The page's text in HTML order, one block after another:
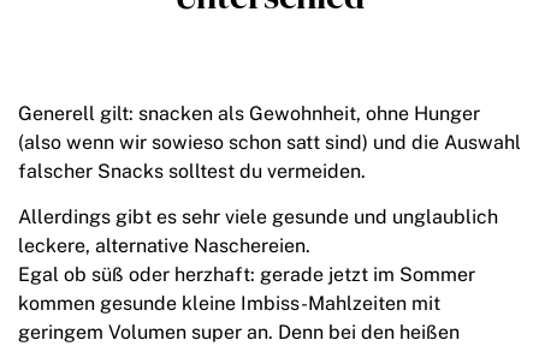
Generell gilt: snacken als Gewohnheit, ohne Hunger
(also wenn wir sowieso schon satt sind) und die Auswahl
falscher Snacks solltest du vermeiden.
Allerdings gibt es sehr viele gesunde und unglaublich
leckere, alternative Naschereien.
Egal ob süß oder herzhaft: gerade jetzt im Sommer
kommen gesunde kleine Imbiss-Mahlzeiten mit
geringem Volumen super an. Denn bei den heißen